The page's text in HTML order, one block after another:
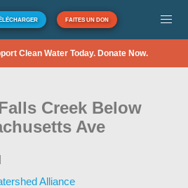
FAITES UN DON
Clean Water Today. Donate Now.
Creek Below
Ave
Alliance